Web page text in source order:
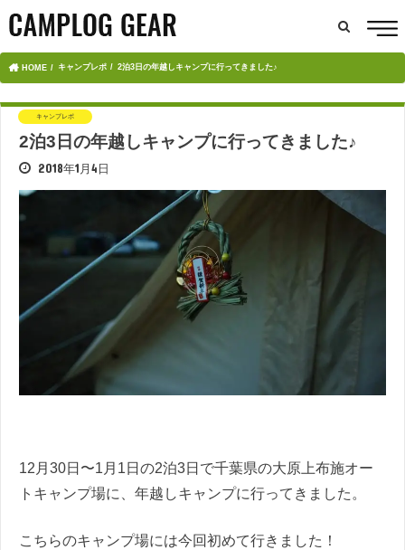
HOME キャンプレポ 2泊3日の年越しキャンプに行ってきました♪
キャンプレポ
2泊3日の年越しキャンプに行ってきました♪
2018年1月4日
12月30日〜1月1日の2泊3日で千葉県の大原上布施オー
トキャンプ場に、年越しキャンプに行ってきました。
こちらのキャンプ場には今回初めて行きました！